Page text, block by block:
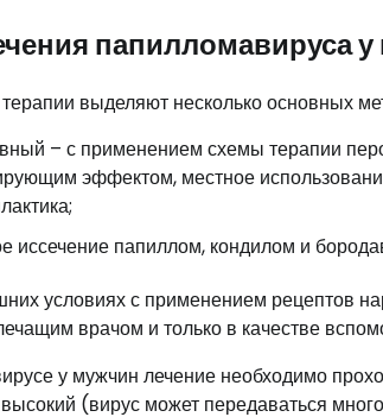
папилломавируса
выделяют несколько основных
– с применением схемы терапии
эффектом, местное
иссечение папиллом, кондилом и
условиях с применением рецептов
врачом и только в качестве
у мужчин лечение необходимо
(вирус может передаваться